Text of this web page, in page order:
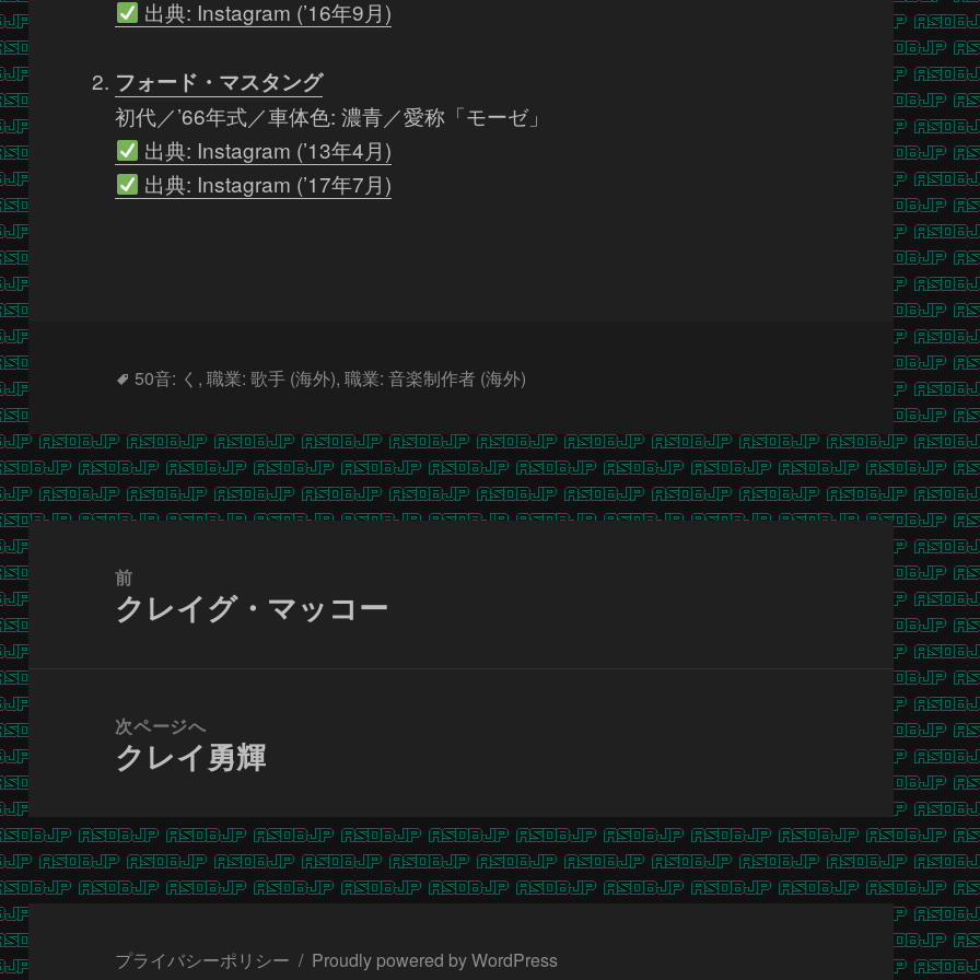
出典: Instagram (’16年9月)
フォード・マスタング
初代／’66年式／車体色: 濃青／愛称「モーゼ」
出典: Instagram (’13年4月)
出典: Instagram (’17年7月)
タ
50音: く ,職業: 歌手 (海外),職業: 音楽制作者 (海外)
投
稿
ナ
ビ
ゲ
ー
シ
ョ
ン
前
前
クレイグ・マッコー
次ページへ
次
投
稿:
クレイ勇輝
プライバシーポリシー Proudly powered by WordPress